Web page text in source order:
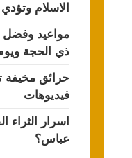
الاسلام
مواعيد وفضل
ذي الحجة
حرائق مخيفة
فيديوهات
اسرار الثراء
عباس؟